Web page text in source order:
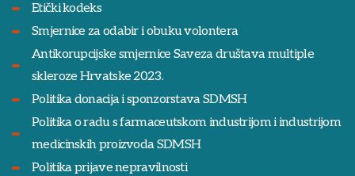
Etički kodeks
Smjernice za odabir i obuku volontera
Antikorupcijske smjernice Saveza društava multiple
skleroze Hrvatske 2023.
Politika donacija i sponzorstava SDMSH
Politika o radu s farmaceutskom industrijom i industrijom
medicinskih proizvoda SDMSH
Politika prijave nepravilnosti